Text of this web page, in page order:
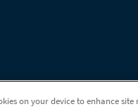
on your device to enhance